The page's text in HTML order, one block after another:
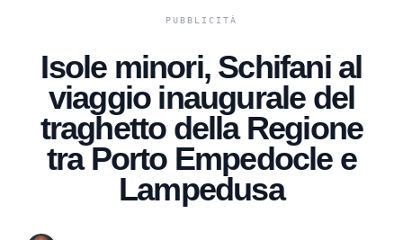
Isole minori, Schifani al
viaggio inaugurale del
traghetto della Regione
tra Porto Empedocle e
Lampedusa